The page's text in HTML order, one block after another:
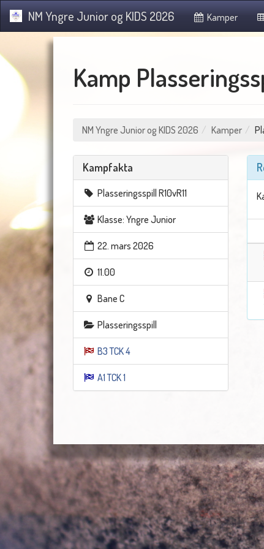
NM Yngre Junior og KIDS 2026 Kamper
Kamp
NM Yngre Junior og KIDS 2026 Kamper
Kampfakta
Plasseringsspill R10vR11
Klasse: Yngre Junior
22. mars 2026
11.00
Bane C
Plasseringsspill
B3 TCK 4
A1 TCK 1